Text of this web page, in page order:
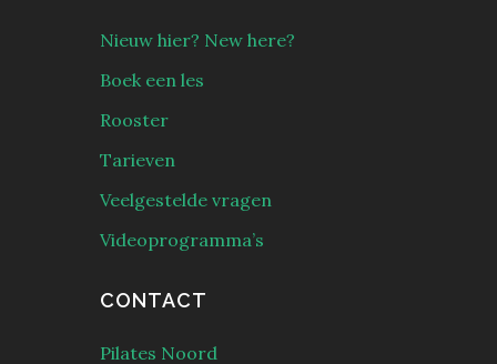
Nieuw hier? New here?
Boek een les
Rooster
Tarieven
Veelgestelde vragen
Videoprogramma’s
CONTACT
Pilates Noord